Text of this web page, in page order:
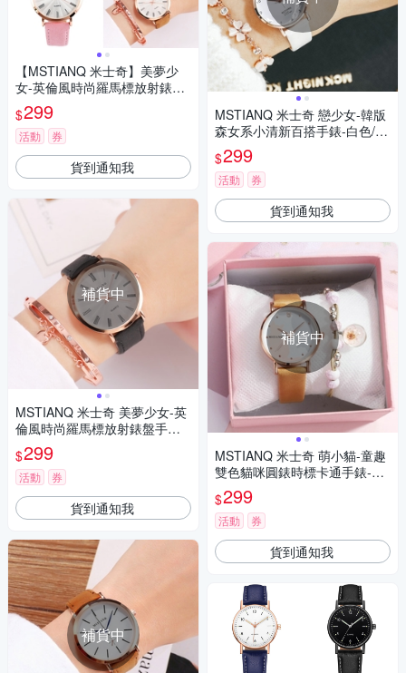
【MSTIANQ 米士奇】美夢少
女-英倫風時尚羅馬標放射錶盤
手錶-3色任選
$299
活動 券
貨到通知我
補貨中
MSTIANQ 米士奇 美夢少女-英
倫風時尚羅馬標放射錶盤手錶-
3色任選
$299
活動 券
貨到通知我
補貨中
MSTIANQ 米士奇 戀少女-韓版
森女系小清新百搭手錶-白色/30
mm
$299
活動 券
貨到通知我
補貨中
MSTIANQ 米士奇 萌小貓-童趣
雙色貓咪圓錶時標卡通手錶-金
色/30mm
$299
活動 券
貨到通知我